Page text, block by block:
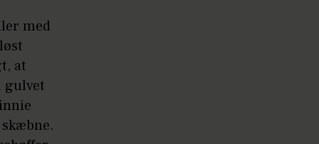
med
at
gulvet